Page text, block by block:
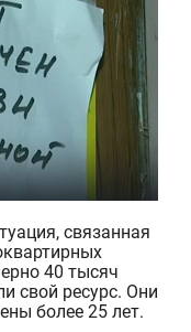
40 тысяч
свой ресурс. Они
более 25 лет.